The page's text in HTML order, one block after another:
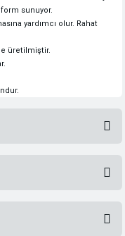
sunuyor.
yardımcı olur. Rahat
üretilmiştir.